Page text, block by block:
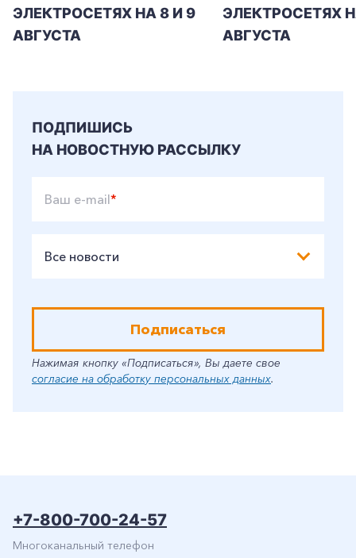
ЭЛЕКТРОСЕТЯХ НА 8 И 9
АВГУСТА
ЭЛЕКТРОСЕТЯХ
АВГУСТА
ПОДПИШИСЬ
НА НОВОСТНУЮ РАССЫЛКУ
Ваш e-mail*
Все новости
Подписаться
Нажимая кнопку «Подписаться», Вы даете свое
согласие на обработку персональных данных.
+7-800-700-24-57
Многоканальный телефон